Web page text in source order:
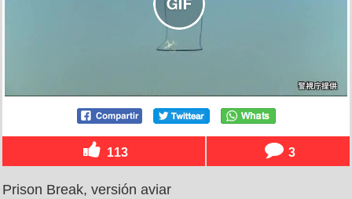
113 3
Prison Break, versión aviar